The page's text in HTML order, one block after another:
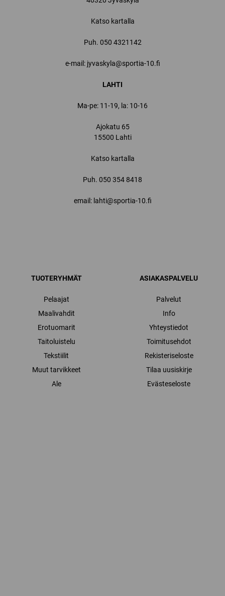
Katso kartalla
Puh. 050 4321142
e-mail: jyvaskyla@sportia-10.fi
LAHTI
Ma-pe: 11-19, la: 10-16
Ajokatu 65
15500 Lahti
Katso kartalla
Puh. 050 354 8418
email: lahti@sportia-10.fi
TUOTERYHMÄT
Pelaajat
Maalivahdit
Erotuomarit
Taitoluistelu
Tekstiilit
Muut tarvikkeet
Ale
ASIAKASPALVELU
Palvelut
Info
Yhteystiedot
Toimitusehdot
Rekisteriseloste
Tilaa uusiskirje
Evästeseloste